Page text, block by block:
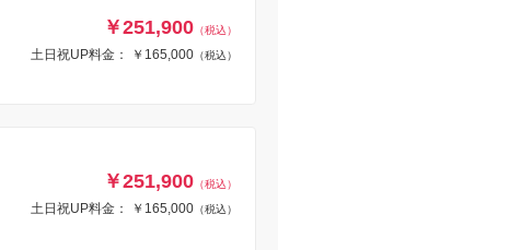
￥251,900 （税込）
土日祝UP料金： ￥165,000 （税込）
￥251,900 （税込）
土日祝UP料金： ￥165,000 （税込）